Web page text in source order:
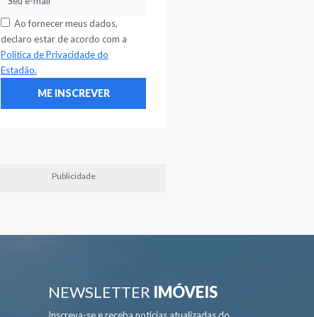
Ao fornecer meus dados,
declaro estar de acordo com a
Política de Privacidade do
Estadão.
Publicidade
NEWSLETTER IMÓVEIS